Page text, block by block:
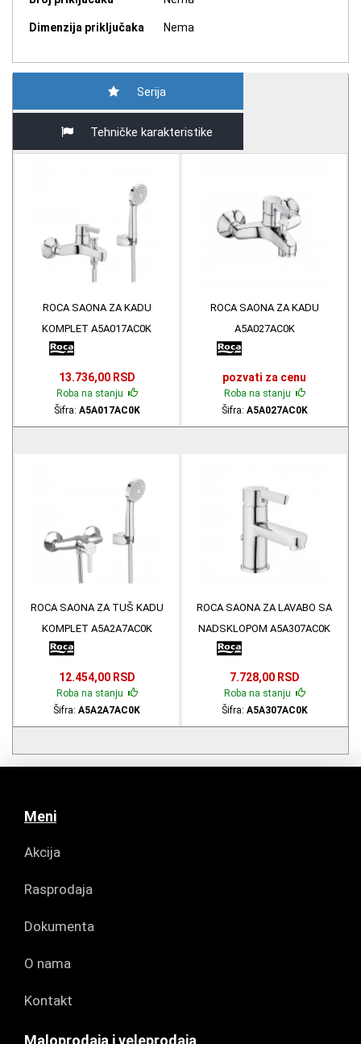
Dimenzija priključaka Nema
Serija
Tehničke karakteristike
ROCA SAONA ZA KADU
KOMPLET A5A017AC0K
13.736,00 RSD
Roba na stanju
Šifra: A5A017AC0K
ROCA SAONA ZA KADU
A5A027AC0K
pozvati za cenu
Roba na stanju
Šifra: A5A027AC0K
ROCA SAONA ZA TUŠ KADU
KOMPLET A5A2A7AC0K
12.454,00 RSD
Roba na stanju
Šifra: A5A2A7AC0K
ROCA SAONA ZA LAVABO SA
NADSKLOPOM A5A307AC0K
7.728,00 RSD
Roba na stanju
Šifra: A5A307AC0K
Meni
Akcija
Rasprodaja
Dokumenta
O nama
Kontakt
Maloprodaja i veleprodaja